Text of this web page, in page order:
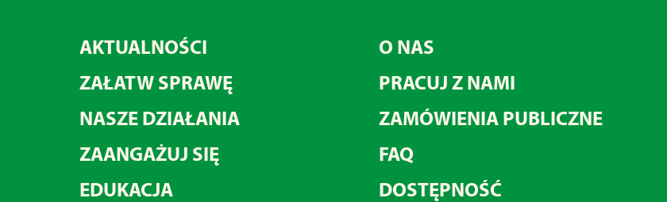
AKTUALNOŚCI
ZAŁATW SPRAWĘ
NASZE DZIAŁANIA
ZAANGAŻUJ SIĘ
EDUKACJA
O NAS
PRACUJ Z NAMI
ZAMÓWIENIA PUBLICZNE
FAQ
DOSTĘPNOŚĆ